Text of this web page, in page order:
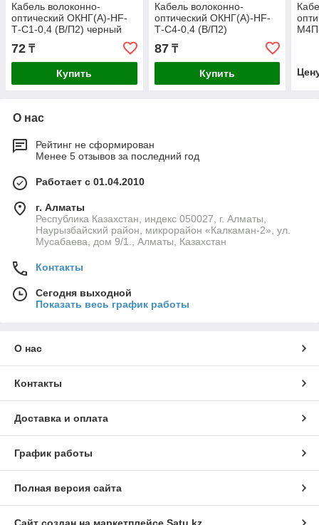
Кабель волоконно-
оптический ОКНГ(А)-HF-
Т-С1-0,4 (В/П2) черный
72 ₸
Купить
Кабель волоконно-
оптический ОКНГ(А)-HF-
Т-С4-0,4 (В/П2)
87₸
Купить
О нас
Рейтинг не сформирован
Менее 5 отзывов за последний год
Работает с 01.04.2010
г. Алматы
Республика Казахстан, индекс 050027, г. Алматы,
Наурызбайский район, микрорайон «Калкаман-2», ул.
Мусабаева, дом 9/1., Алматы, Казахстан
Контакты
Сегодня выходной
Показать весь график работы
О нас
Контакты
Доставка и оплата
График работы
Полная версия сайта